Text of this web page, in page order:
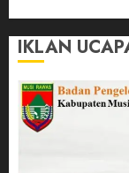
IKLAN